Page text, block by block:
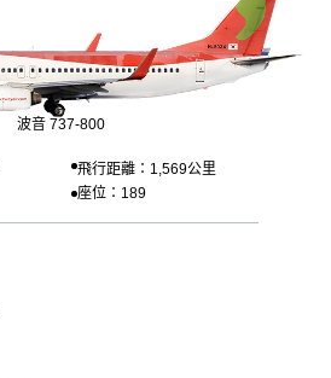
波音 737-800
飛行距離：1,569公里
座位：189